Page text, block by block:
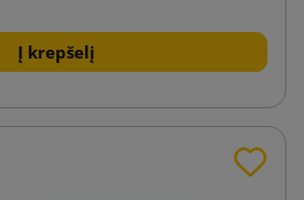
Į krepšelį